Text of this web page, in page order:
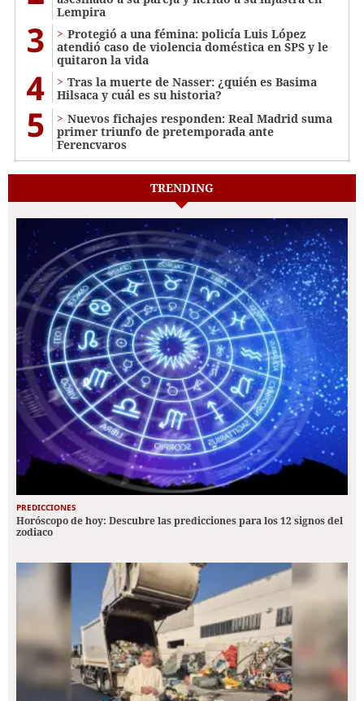
Lempira
3
Protegió a una fémina: policía Luis López
atendió caso de violencia doméstica en SPS y le
quitaron la vida
4
Tras la muerte de Nasser: ¿quién es Basima
Hilsaca y cuál es su historia?
5
Nuevos fichajes responden: Real Madrid suma
primer triunfo de pretemporada ante
Ferencvaros
TRENDING
PREDICCIONES
Horóscopo de hoy: Descubre las predicciones para los 12 signos del
zodiaco